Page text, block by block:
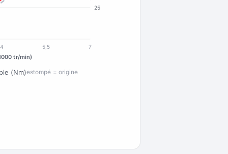
25
4 5,5 7
tr/min)
(Nm)estompé = origine